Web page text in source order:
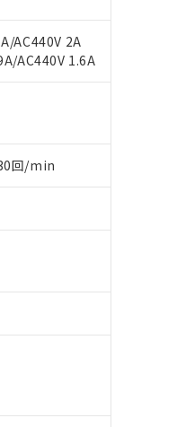
AC440V 2A
AC440V 1.6A
回/min
よび標準価格(税抜)を提供
なる商品もあることをご了
点での社内データに基づき
は異なる場合があることを
お客様担当のオムロン制御
に漏洩または開示しないよ
くには、I-Webメンバーズ
について、当社および当社
必要な範囲で利用すること
リ臭化ジフェニルエーテル類
ルベンジル（BBP） 1000ppm以下
しています。
ます。
非含有を証明するものでは
とを示します。
とを示します。
ポリ臭化ジフェニルエーテル類) :
境に深刻な影響を及ぼさ
に定める商品（以下｢規制
出許可(または役務取引許可
法に輸出されないよう必要
またはその他武器並びにこ
するおそれがある場合は、
、またはお客様担当のオム
種